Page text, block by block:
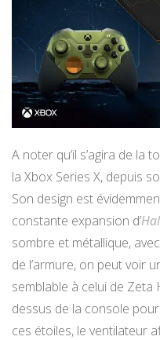
A noter qu’il s’agira de la
la Xbox Series X, depuis
Son design est
constante expansion d’
sombre et métallique,
de l’armure, on peut voir
semblable à celui de Zeta
dessus de la console
ces étoiles, le ventilateur